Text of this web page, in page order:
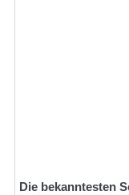
Die bekanntesten